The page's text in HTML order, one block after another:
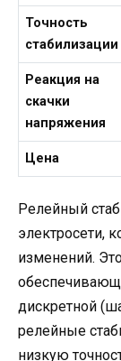
Точность
стабилизации
Реакция на
скачки
напряжения
Цена
Релейный
электросети,
изменений.
дискретной
релейные
низкую